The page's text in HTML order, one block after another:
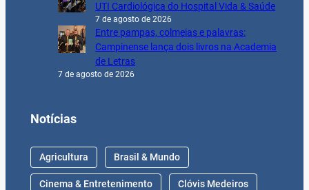
UTI Cardiológica do Hospital Vida & Saúde
7 de agosto de 2026
Entre pampas, colmeias e palavras:
Campinense lança dois livros na Academia
de Letras
7 de agosto de 2026
Notícias
Agricultura Brasil & Mundo
Cinema & Entretenimento Clóvis Medeiros